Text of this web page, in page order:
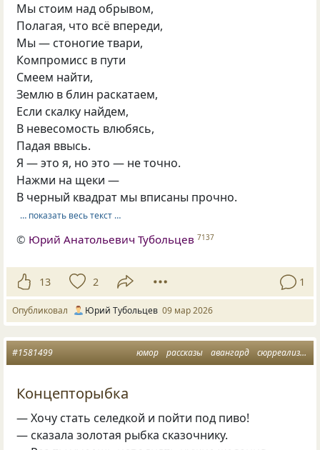
Мы стоим над обрывом,
Полагая, что всё впереди,
Мы — стоногие твари,
Компромисс в пути
Смеем найти,
Землю в блин раскатаем,
Если скалку найдем,
В невесомость влюбясь,
Падая ввысь.
Я — это я, но это — не точно.
Нажми на щеки —
В черный квадрат мы вписаны прочно.
… показать весь текст …
© Юрий Анатольевич Тубольцев 7137
13 2 1
Опубликовал Юрий Тубольцев 09 мар 2026
юмор рассказы авангард сюрреализм
#1581499
Концепторыбка
— Хочу стать селедкой и пойти под пиво!
— сказала золотая рыбка сказочнику.